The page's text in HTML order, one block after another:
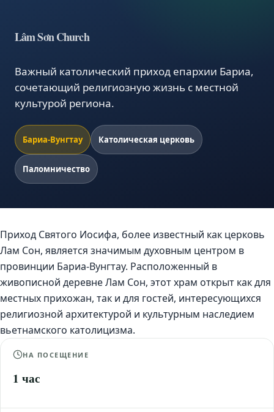
Lâm Sơn Church
Важный католический приход епархии Бариа,
сочетающий религиозную жизнь с местной
культурой региона.
Бариа-Вунгтау Католическая церковь
Паломничество
Приход Святого Иосифа, более известный как церковь
Лам Сон, является значимым духовным центром в
провинции Бариа-Вунгтау. Расположенный в
живописной деревне Лам Сон, этот храм открыт как для
местных прихожан, так и для гостей, интересующихся
религиозной архитектурой и культурным наследием
вьетнамского католицизма.
НА ПОСЕЩЕНИЕ
1 час